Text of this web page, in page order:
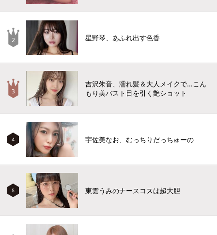
星野琴、あふれ出す色香
吉沢朱音、濡れ髪＆大人メイクで…こん
もり美バスト目を引く艶ショット
4 宇佐美なお、むっちりだっちゅーの
5 東雲うみのナースコスは超大胆